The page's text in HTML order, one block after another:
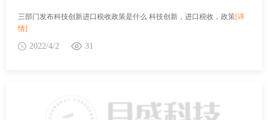
三部门发布科技创新进口税收政策是什么 科技创新，进口税收，政策[详
情]
2022/4/2 31